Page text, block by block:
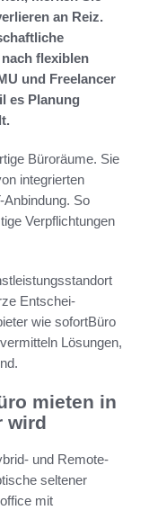
an Reiz.
flexiblen
und Freelancer
es Planung
Büroräume. Sie
integrierten
So
Verpflichtungen
Entschei­
wie sofortBüro
Lösungen,
mieten in
wird
und Remote-
seltener
mit